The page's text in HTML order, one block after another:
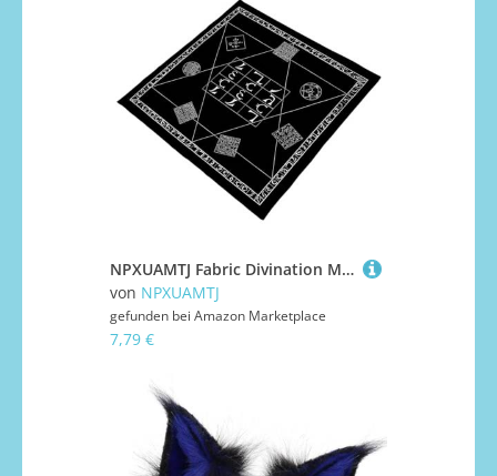
NPXUAMTJ Fabric Divination Matte Mit Spröden Mustern 50x50 cm 60x60 75x75 Flüchtig Wasserdicht
von NPXUAMTJ
gefunden bei Amazon Marketplace
7,79 €